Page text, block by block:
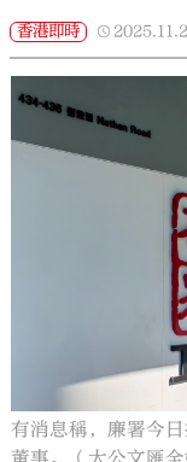
香港即時
有消息稱，廉署今